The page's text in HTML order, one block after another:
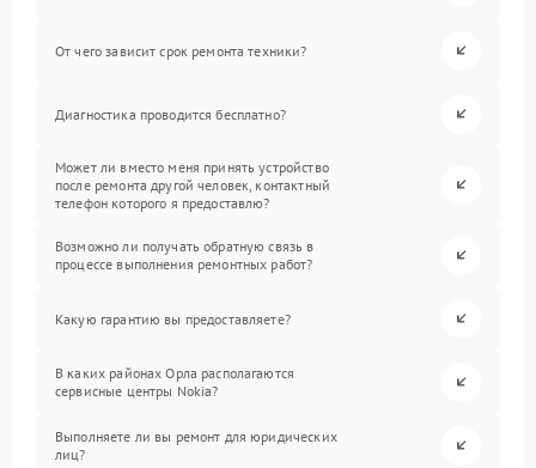
От чего зависит срок ремонта техники?
Диагностика проводится бесплатно?
Может ли вместо меня принять устройство
после ремонта другой человек, контактный
телефон которого я предоставлю?
Возможно ли получать обратную связь в
процессе выполнения ремонтных работ?
Какую гарантию вы предоставляете?
В каких районах Орла располагаются
сервисные центры Nokia?
Выполняете ли вы ремонт для юридических
лиц?